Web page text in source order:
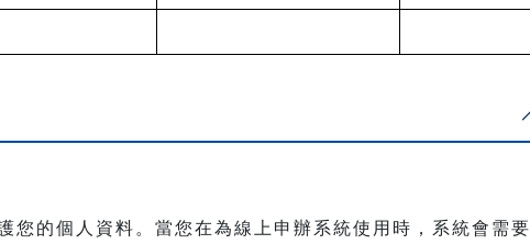
您的個人資料。當您在為線上申辦系統使用時，系統會需要